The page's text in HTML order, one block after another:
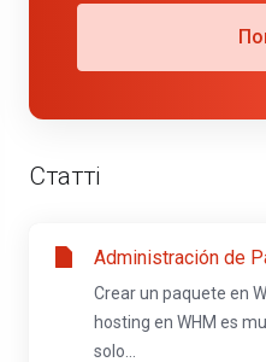
Статті
Administración de
Crear un paquete en
hosting en WHM es
solo...